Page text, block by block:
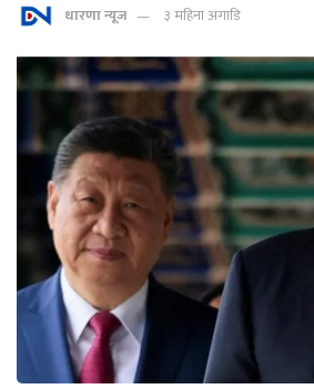
धारणा न्यूज ३ महिना अगाडि